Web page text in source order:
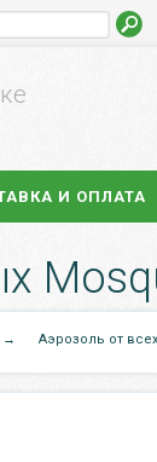
И ОПЛАТА
→ Аэрозоль от